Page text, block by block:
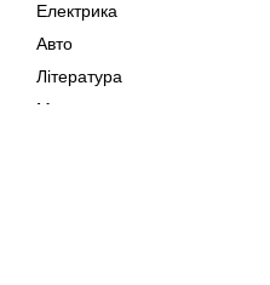
Електрика
Авто
Література
Музика